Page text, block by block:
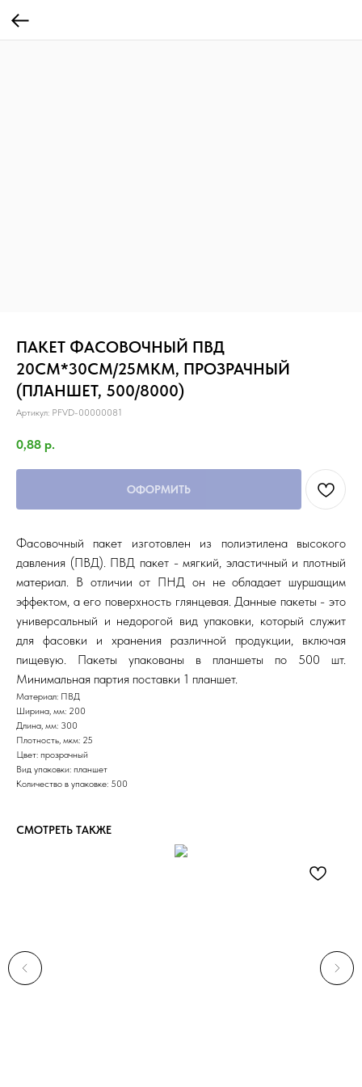
ПАКЕТ ФАСОВОЧНЫЙ ПВД
20СМ*30СМ/25МКМ, ПРОЗРАЧНЫЙ
(ПЛАНШЕТ, 500/8000)
Артикул: PFVD-00000081
0,88 р.
ОФОРМИТЬ
Фасовочный пакет изготовлен из полиэтилена высокого
давления (ПВД). ПВД пакет - мягкий, эластичный и плотный
материал. В отличии от ПНД он не обладает шуршащим
эффектом, а его поверхность глянцевая. Данные пакеты - это
универсальный и недорогой вид упаковки, который служит
для фасовки и хранения различной продукции, включая
пищевую. Пакеты упакованы в планшеты по 500 шт.
Минимальная партия поставки 1 планшет.
Материал: ПВД
Ширина, мм: 200
Длина, мм: 300
Плотность, мкм: 25
Цвет: прозрачный
Вид упаковки: планшет
Количество в упаковке: 500
СМОТРЕТЬ ТАКЖЕ